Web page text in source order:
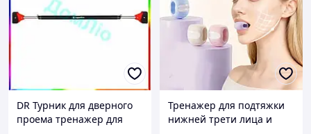
DR Турник для дверного
проема тренажер для
Тренажер для подтяжки
нижней трети лица и